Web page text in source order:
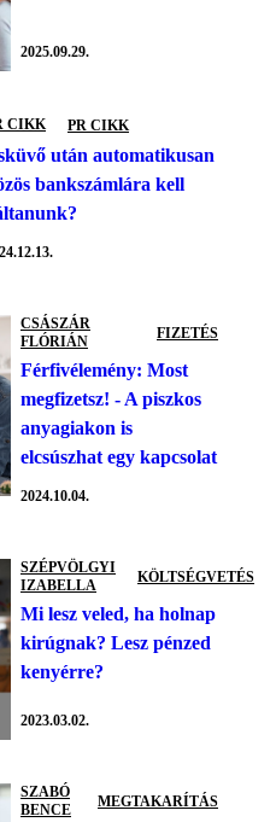
2025.09.29.
CIKK PR CIKK
után automatikusan
bankszámlára kell
CSÁSZÁR
FLÓRIÁN
FIZETÉS
Férfivélemény: Most
megfizetsz! - A piszkos
anyagiakon is
elcsúszhat egy kapcsolat
2024.10.04.
SZÉPVÖLGYI
IZABELLA
KÖLTSÉGVETÉS
Mi lesz veled, ha holnap
kirúgnak? Lesz pénzed
kenyérre?
2023.03.02.
SZABÓ
BENCE
MEGTAKARÍTÁS